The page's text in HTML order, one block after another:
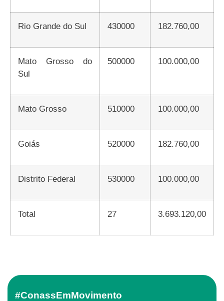
Rio Grande do Sul 430000 182.760,00
Mato Grosso do
Sul
500000 100.000,00
Mato Grosso 510000 100.000,00
Goiás 520000 182.760,00
Distrito Federal 530000 100.000,00
Total 27 3.693.120,00
#ConassEmMovimento